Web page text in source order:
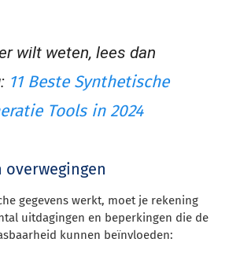
wilt weten, lees dan
11 Beste Synthetische
Tools in 2024
overwegingen
gegevens werkt, moet je rekening
uitdagingen en beperkingen die de
kunnen beïnvloeden: